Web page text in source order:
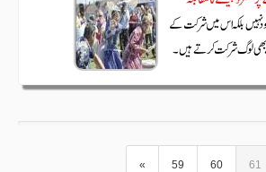
« 59 60 61